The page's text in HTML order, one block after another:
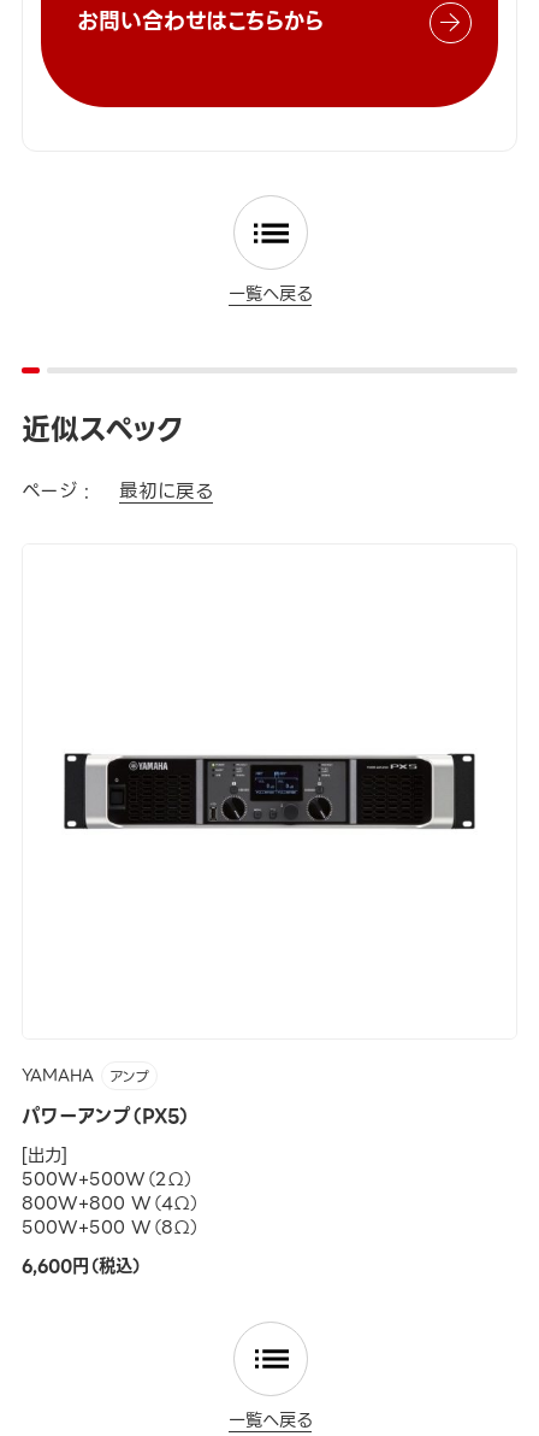
お問い合わせはこちらから
一覧へ戻る
近似スペック
ページ : 最初に戻る
YAMAHA アンプ
パワーアンプ（PX5）
[出力]
500W+500W（2Ω）
800W+800 W（4Ω）
500W+500 W（8Ω）
6,600円（税込）
一覧へ戻る